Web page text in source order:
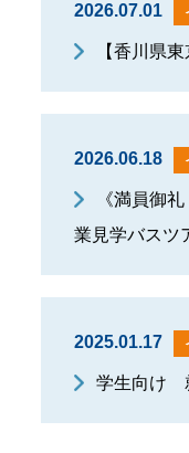
2026.07.01
【香川県
2026.06.18
《満員御
業見学バスツ
2025.01.17
学生向け